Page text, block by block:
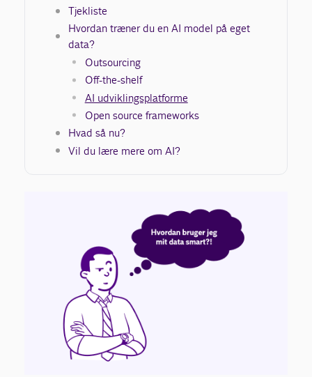
Tjekliste
Hvordan træner du en AI model på eget
data?
Outsourcing
Off-the-shelf
AI udviklingsplatforme
Open source frameworks
Hvad så nu?
Vil du lære mere om AI?